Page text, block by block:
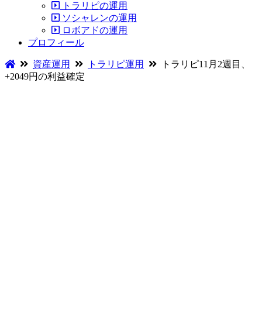
トラリピの運用
ソシャレンの運用
ロボアドの運用
プロフィール
資産運用 トラリピ運用
トラリピ11月2週目、
+2049円の利益確定